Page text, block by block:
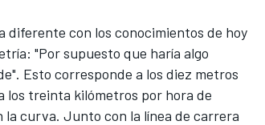
diferente con los conocimientos de hoy
"Por supuesto que haría algo
Esto corresponde a los diez metros
los treinta kilómetros por hora de
curva. Junto con la línea de carrera